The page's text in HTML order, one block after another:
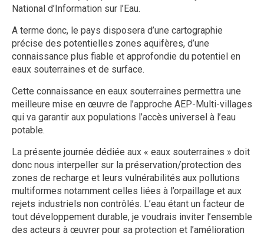
National d’Information sur l’Eau.
A terme donc, le pays disposera d’une cartographie
précise des potentielles zones aquifères, d’une
connaissance plus fiable et approfondie du potentiel en
eaux souterraines et de surface.
Cette connaissance en eaux souterraines permettra une
meilleure mise en œuvre de l’approche AEP-Multi-villages
qui va garantir aux populations l’accès universel à l’eau
potable.
La présente journée dédiée aux « eaux souterraines » doit
donc nous interpeller sur la préservation/protection des
zones de recharge et leurs vulnérabilités aux pollutions
multiformes notamment celles liées à l’orpaillage et aux
rejets industriels non contrôlés. L’eau étant un facteur de
tout développement durable, je voudrais inviter l’ensemble
des acteurs à œuvrer pour sa protection et l’amélioration